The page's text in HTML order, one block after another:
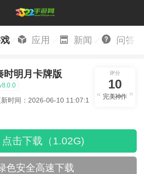
应用 新闻 问答
时明月卡牌版
时间：2026-06-10 11:07:19
评分
10
完美神作
点击下载（1.02G)
色安全高速下载